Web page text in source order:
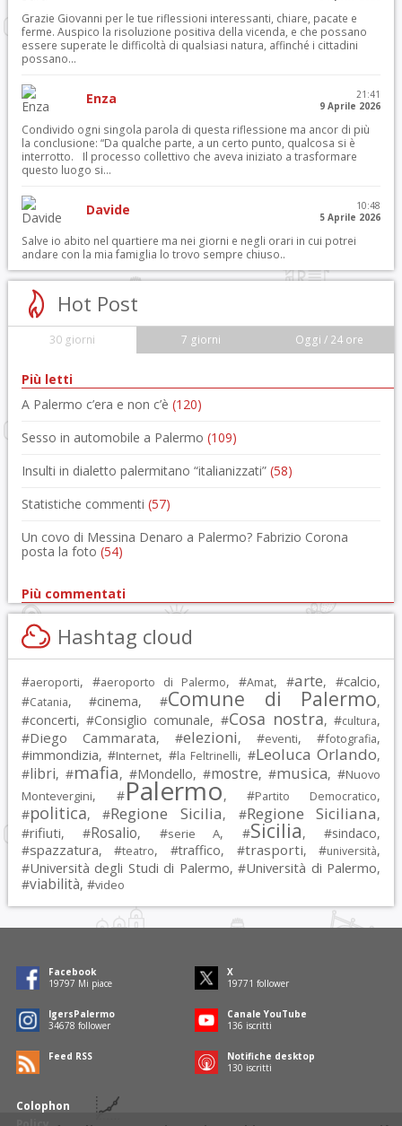
Grazie Giovanni per le tue riflessioni interessanti, chiare, pacate e
ferme. Auspico la risoluzione positiva della vicenda, e che possano
essere superate le difficoltà di qualsiasi natura, affinché i cittadini
possano...
Enza
21:41
9 Aprile 2026
Condivido ogni singola parola di questa riflessione ma ancor di più
la conclusione: “Da qualche parte, a un certo punto, qualcosa si è
interrotto. Il processo collettivo che aveva iniziato a trasformare
questo luogo si...
Davide
10:48
5 Aprile 2026
Salve io abito nel quartiere ma nei giorni e negli orari in cui potrei
andare con la mia famiglia lo trovo sempre chiuso..
Hot Post
30 giorni 7 giorni Oggi / 24 ore
Più letti
A Palermo c’era e non c’è (120)
Sesso in automobile a Palermo (109)
Insulti in dialetto palermitano “italianizzati” (58)
Statistiche commenti (57)
Un covo di Messina Denaro a Palermo? Fabrizio Corona
posta la foto (54)
Più commentati
Hashtag cloud
#aeroporti, #aeroporto di Palermo, #Amat, #arte, #calcio,
#Catania, #cinema, #Comune di Palermo,
#concerti, #Consiglio comunale, #Cosa nostra, #cultura,
#Diego Cammarata, #elezioni, #eventi, #fotografia,
#immondizia, #Internet, #la Feltrinelli, #Leoluca Orlando,
#libri, #mafia, #Mondello, #mostre, #musica, #Nuovo
Montevergini, #Palermo, #Partito Democratico,
#politica, #Regione Sicilia, #Regione Siciliana,
#rifiuti, #Rosalio, #serie A, #Sicilia, #sindaco,
#spazzatura, #teatro, #traffico, #trasporti, #università,
#Università degli Studi di Palermo, #Università di Palermo,
#viabilità, #video
Colophon
Facebook
19797 Mi piace
X
19771 follower
IgersPalermo
34678 follower
Canale YouTube
136 iscritti
Feed RSS
Notifiche desktop
130 iscritti